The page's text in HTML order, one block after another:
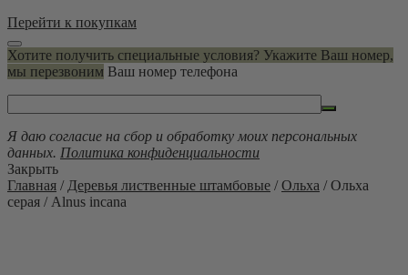
Перейти к покупкам
Хотите получить специальные условия? Укажите Ваш номер,
мы перезвоним Ваш номер телефона
Я даю согласие на сбор и обработку моих персональных
данных. Политика конфиденциальности
Закрыть
Главная / Деревья лиственные штамбовые /Ольха / Ольха
серая / Alnus incana